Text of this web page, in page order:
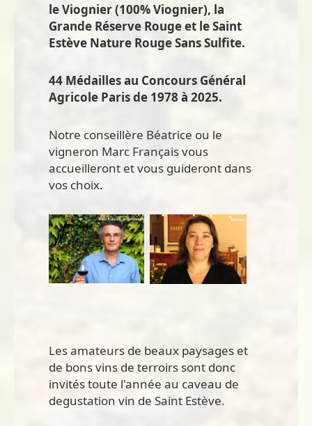
le Viognier (100% Viognier), la
Grande Réserve Rouge et le Saint
Estève Nature Rouge Sans Sulfite.
44 Médailles au Concours Général
Agricole Paris de 1978 à 2025.
Notre conseillère Béatrice ou le
vigneron Marc Français vous
accueilleront et vous guideront dans
vos choix.
Les amateurs de beaux paysages et
de bons vins de terroirs sont donc
invités toute l'année au caveau de
degustation vin de Saint Estève.